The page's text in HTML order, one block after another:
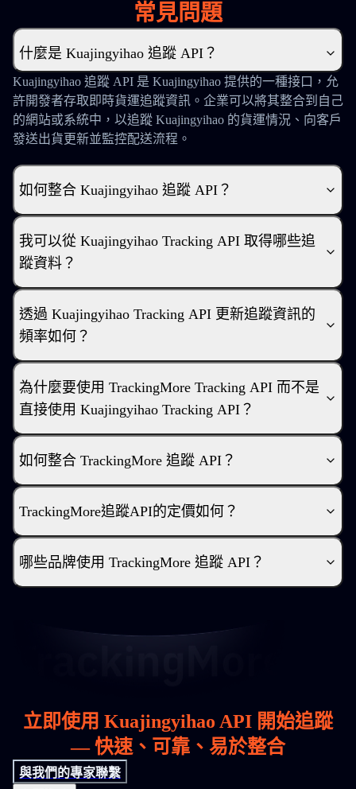
常見問題
什麼是 Kuajingyihao 追蹤 API？
Kuajingyihao 追蹤 API 是 Kuajingyihao 提供的一種接口，允
許開發者存取即時貨運追蹤資訊。企業可以將其整合到自己
的網站或系統中，以追蹤 Kuajingyihao 的貨運情況、向客戶
發送出貨更新並監控配送流程。
如何整合 Kuajingyihao 追蹤 API？
我可以從 Kuajingyihao Tracking API 取得哪些追
蹤資料？
透過 Kuajingyihao Tracking API 更新追蹤資訊的
頻率如何？
為什麼要使用 TrackingMore Tracking API 而不是
直接使用 Kuajingyihao Tracking API？
如何整合 TrackingMore 追蹤 API？
TrackingMore追蹤API的定價如何？
哪些品牌使用 TrackingMore 追蹤 API？
立即使用 Kuajingyihao API 開始追蹤
— 快速、可靠、易於整合
與我們的專家聯繫